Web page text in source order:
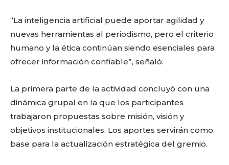
“La inteligencia artificial puede aportar agilidad y
nuevas herramientas al periodismo, pero el criterio
humano y la ética continúan siendo esenciales para
ofrecer información confiable”, señaló.
La primera parte de la actividad concluyó con una
dinámica grupal en la que los participantes
trabajaron propuestas sobre misión, visión y
objetivos institucionales. Los aportes servirán como
base para la actualización estratégica del gremio.